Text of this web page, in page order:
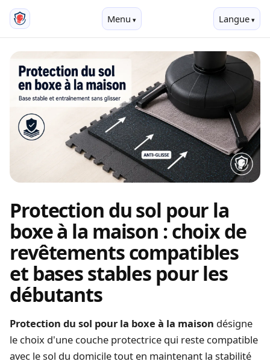
Menu Langue
Protection du sol pour la
boxe à la maison : choix de
revêtements compatibles
et bases stables pour les
débutants
Protection du sol pour la boxe à la maison désigne
le choix d'une couche protectrice qui reste compatible
avec le sol du domicile tout en maintenant la stabilité